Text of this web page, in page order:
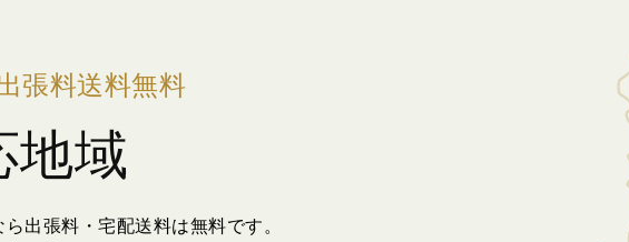
張料送料無料
地域
出張料・宅配送料は無料です。